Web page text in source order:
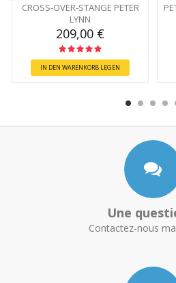
CROSS-OVER-STANGE PETER
LYNN
209,00 €
IN DEN WARENKORB LEGEN
Une
Contactez-nous